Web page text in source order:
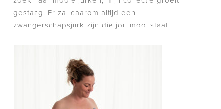
gestaag. Er zal daarom altijd een
zwangerschapsjurk zijn die jou mooi staat.